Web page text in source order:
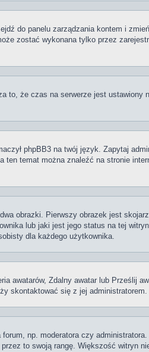
do panelu zarządzania kontem i
zostać wykonana tylko przez
to, że czas na serwerze jest ustawiony
phpBB3 na twój język. Zapytaj
temat można znaleźć na stronie
obrazki. Pierwszy obrazek jest
lub jaki jest jego status na tej
dla każdego użytkownika.
awatarów, Zdalny awatar lub Prześlij
skontaktować się z jej administratorem.
np. moderatora czy
to swoją rangę. Większość witryn